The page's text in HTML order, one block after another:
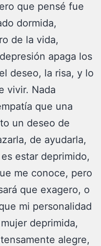
que pensé fue
dormida,
de la vida,
apaga los
deseo, la risa, y lo
vivir. Nada
que una
un deseo de
de ayudarla,
estar deprimido,
me conoce, pero
que exagero, o
mi personalidad
deprimida,
alegre,